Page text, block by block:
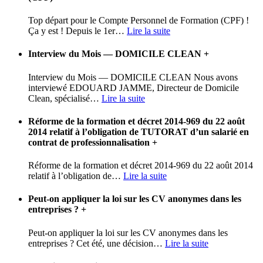
Top départ pour le Compte Personnel de Formation (CPF) !
Ça y est ! Depuis le 1er… Lire la suite
Interview du Mois — DOMICILE CLEAN +
Interview du Mois — DOMICILE CLEAN Nous avons
interviewé EDOUARD JAMME, Directeur de Domicile
Clean, spécialisé… Lire la suite
Réforme de la formation et décret 2014-969 du 22 août
2014 relatif à l’obligation de TUTORAT d’un salarié en
contrat de professionnalisation +
Réforme de la formation et décret 2014-969 du 22 août 2014
relatif à l’obligation de… Lire la suite
Peut-on appliquer la loi sur les CV anonymes dans les
entreprises ? +
Peut-on appliquer la loi sur les CV anonymes dans les
entreprises ? Cet été, une décision… Lire la suite